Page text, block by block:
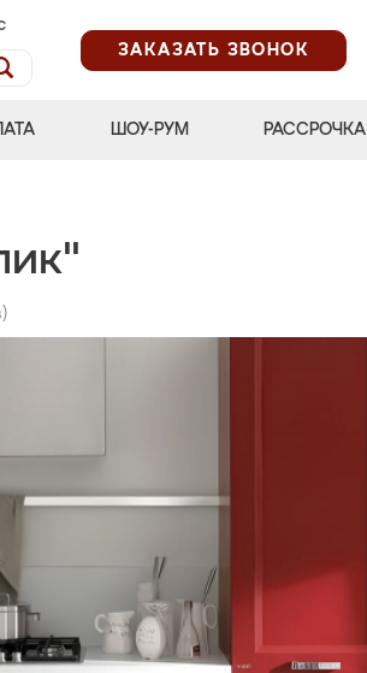
ЗАКАЗАТЬ ЗВОНОК
ШОУ-РУМ РАССРОЧКА